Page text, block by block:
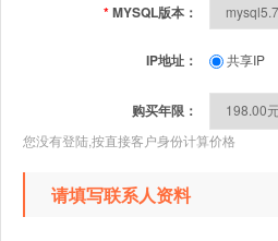
*MYSQL版本：
IP地址： 共享IP
购买年限：
您没有登陆,按直接客户身份计算价格
请填写联系人资料